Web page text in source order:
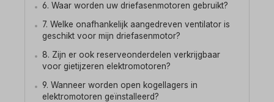
6. Waar worden uw driefasenmotoren gebruikt?
7. Welke onafhankelijk aangedreven ventilator is
geschikt voor mijn driefasenmotor?
8. Zijn er ook reserveonderdelen verkrijgbaar
voor gietijzeren elektromotoren?
9. Wanneer worden open kogellagers in
elektromotoren geïnstalleerd?